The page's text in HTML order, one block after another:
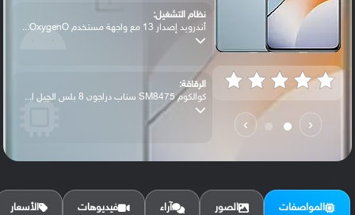
‹
›
نظام التشغيل:
أندرويد إصدار 13 مع واجهة مستخدم OxygenO...
الرقاقة:
كوالكوم SM8475 سناب دراجون 8 بلس الجيل ا...
الرام / التخزين:
المواصفات الصور آراء فيديوهات الأسعار